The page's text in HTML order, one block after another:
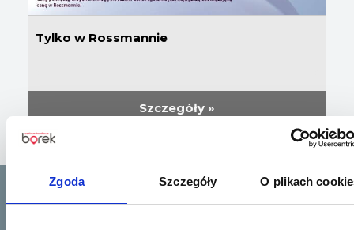
Zgoda Szczegóły O plikach
Tylko w Rossmannie
Szczegóły »
Lokalizacja